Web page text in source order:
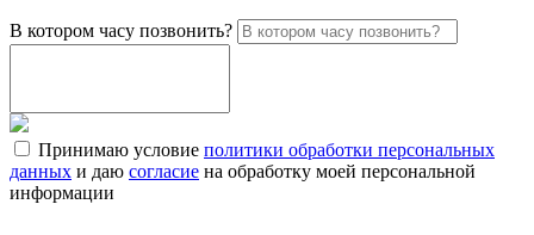
В котором часу позвонить?
Принимаю условие политики обработки персональных
данных и даю согласие на обработку моей персональной
информации